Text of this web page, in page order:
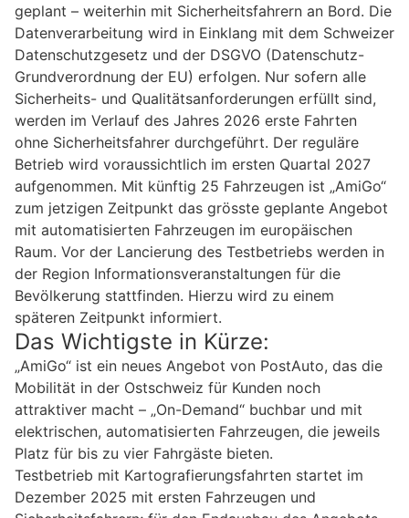
geplant – weiterhin mit Sicherheitsfahrern an Bord. Die
Datenverarbeitung wird in Einklang mit dem Schweizer
Datenschutzgesetz und der DSGVO (Datenschutz-
Grundverordnung der EU) erfolgen. Nur sofern alle
Sicherheits- und Qualitätsanforderungen erfüllt sind,
werden im Verlauf des Jahres 2026 erste Fahrten
ohne Sicherheitsfahrer durchgeführt. Der reguläre
Betrieb wird voraussichtlich im ersten Quartal 2027
aufgenommen. Mit künftig 25 Fahrzeugen ist „AmiGo“
zum jetzigen Zeitpunkt das grösste geplante Angebot
mit automatisierten Fahrzeugen im europäischen
Raum. Vor der Lancierung des Testbetriebs werden in
der Region Informationsveranstaltungen für die
Bevölkerung stattfinden. Hierzu wird zu einem
späteren Zeitpunkt informiert.
Das Wichtigste in Kürze:
„AmiGo“ ist ein neues Angebot von PostAuto, das die
Mobilität in der Ostschweiz für Kunden noch
attraktiver macht – „On-Demand“ buchbar und mit
elektrischen, automatisierten Fahrzeugen, die jeweils
Platz für bis zu vier Fahrgäste bieten.
Testbetrieb mit Kartografierungsfahrten startet im
Dezember 2025 mit ersten Fahrzeugen und